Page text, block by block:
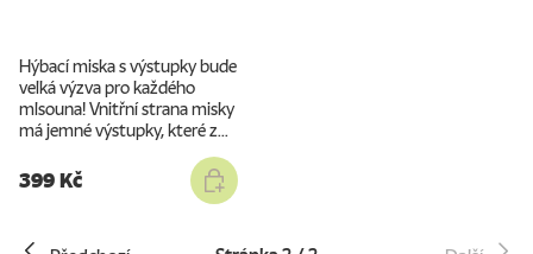
Hýbací miska s výstupky bude
velká výzva pro každého
mlsouna! Vnitřní strana misky
má jemné výstupky, které z...
399 Kč